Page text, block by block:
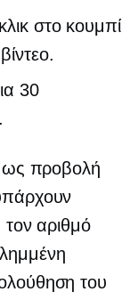
στο κουμπί
30
ως προβολή
τον αριθμό
του